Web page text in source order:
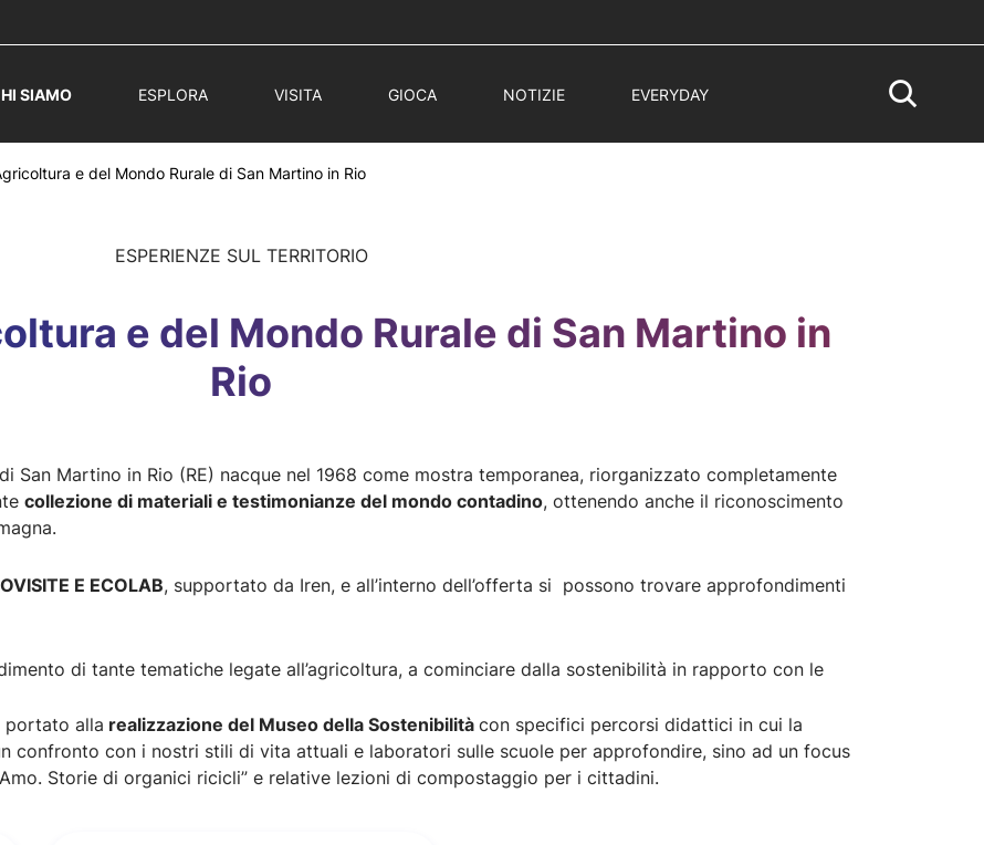
SIAMO ESPLORA VISITA GIOCA NOTIZIE EVERYDAY
e del Mondo Rurale di San Martino in Rio
ESPERIENZE SUL TERRITORIO
e del Mondo Rurale di San Martino in
Rio
San Martino in Rio (RE) nacque nel 1968 come mostra temporanea, riorganizzato completamente
collezione di materiali e testimonianze del mondo contadino, ottenendo anche il riconoscimento
E ECOLAB, supportato da Iren, e all’interno dell’offerta si possono trovare approfondimenti
di tante tematiche legate all’agricoltura, a cominciare dalla sostenibilità in rapporto con le
portato alla realizzazione del Museo della Sostenibilità con specifici percorsi didattici in cui la
confronto con i nostri stili di vita attuali e laboratori sulle scuole per approfondire, sino ad un focus
Storie di organici ricicli” e relative lezioni di compostaggio per i cittadini.